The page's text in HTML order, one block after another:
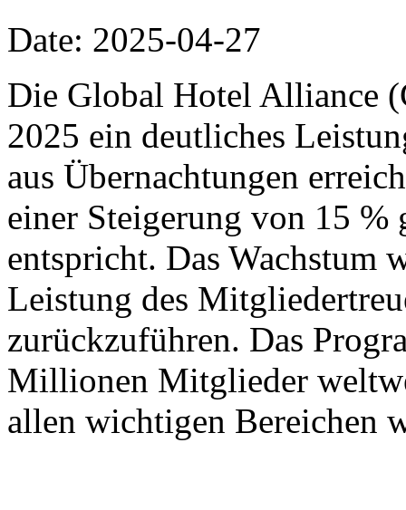
Date: 2025-04-27
Die Global Hotel Alliance
2025 ein deutliches
aus Übernachtungen
einer Steigerung von 15 %
entspricht. Das Wachstum
Leistung des
zurückzuführen. Das
Millionen Mitglieder
allen wichtigen Bereichen